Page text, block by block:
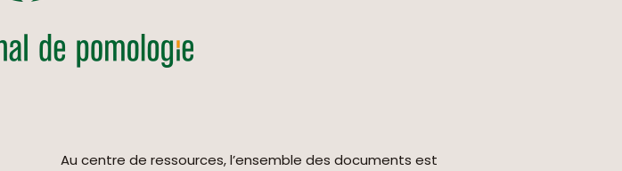
Au centre de ressources, l’ensemble des documents est